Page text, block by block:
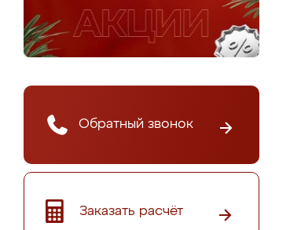
Обратный звонок
Заказать расчёт